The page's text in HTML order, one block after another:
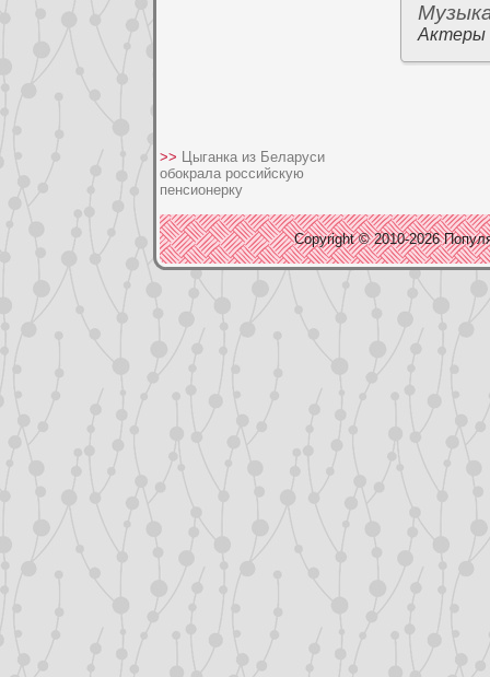
Актеры
>> Цыганка из Беларуси
обокрала российскую
пенсионерку
Copyright © 2010-2026